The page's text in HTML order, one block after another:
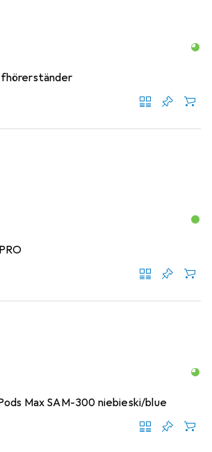
Max SAM-300 niebieski/blue